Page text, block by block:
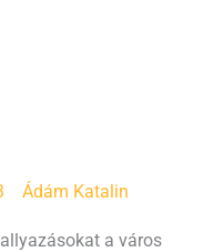
Ádám Katalin
a város